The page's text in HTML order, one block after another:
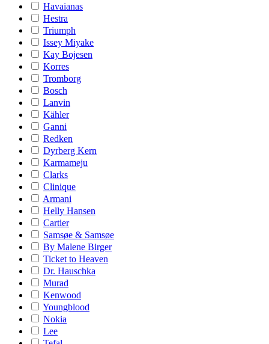
Havaianas
Hestra
Triumph
Issey Miyake
Kay Bojesen
Korres
Tromborg
Bosch
Lanvin
Kähler
Ganni
Redken
Dyrberg Kern
Karmameju
Clarks
Clinique
Armani
Helly Hansen
Cartier
Samsøe & Samsøe
By Malene Birger
Ticket to Heaven
Dr. Hauschka
Murad
Kenwood
Youngblood
Nokia
Lee